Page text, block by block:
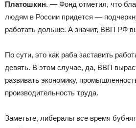
Платошкин. — Фонд отметил, что
людям в России придется —
работать дольше. А значит, ВВП РФ
По сути, это как раба заставить
девять. В этом случае, да, ВВП
развивать экономику,
производительность труда.
Заметьте, либералы все время